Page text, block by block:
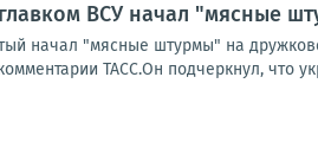
ВСУ начал "мясные
начал "мясные штурмы" на
ТАСС.Он подчеркнул, что